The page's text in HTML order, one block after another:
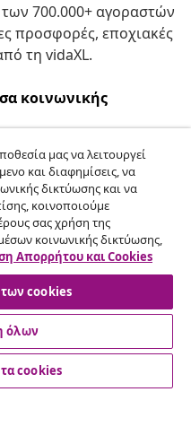
των 700.000+ αγοραστών
προσφορές, εποχιακές
τη vidaXL.
κοινωνικής
για την
τη σύμβαση
μας να λειτουργεί
και διαφημίσεις, να
δικτύωσης και να
κοινοποιούμε
σας χρήση της
κοινωνικής δικτύωσης,
Απορρήτου και Cookies
cookies
όλων
τα cookies